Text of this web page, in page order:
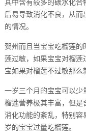
其中含有较多的碳水化
后易导致消化不良，从
的情况。
贺州而且当宝宝吃榴莲
莲过敏，如果宝宝对榴莲
宝如果对榴莲不过敏那么
一岁三个月的宝宝可以
榴莲营养极其丰富，但
消化功能的紊乱，特别
岁的宝宝过量吃榴莲。